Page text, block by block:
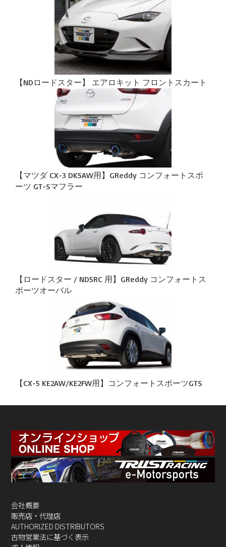
【NDロードスター】 エアロキット フロントスカート
【マツダ CX-3 DK5AW用】GReddy コンフォートスポ
ーツ GT-Sマフラー
【ロードスター / ND5RC 用】GReddy コンフォートス
ポーツオーバル
【CX-5 KE2AW/KE2FW用】コンフォートスポーツGTS
会社概要
販売店・代理店
AUTHORIZED DISTRIBUTORS
古物営業法に基づく表示